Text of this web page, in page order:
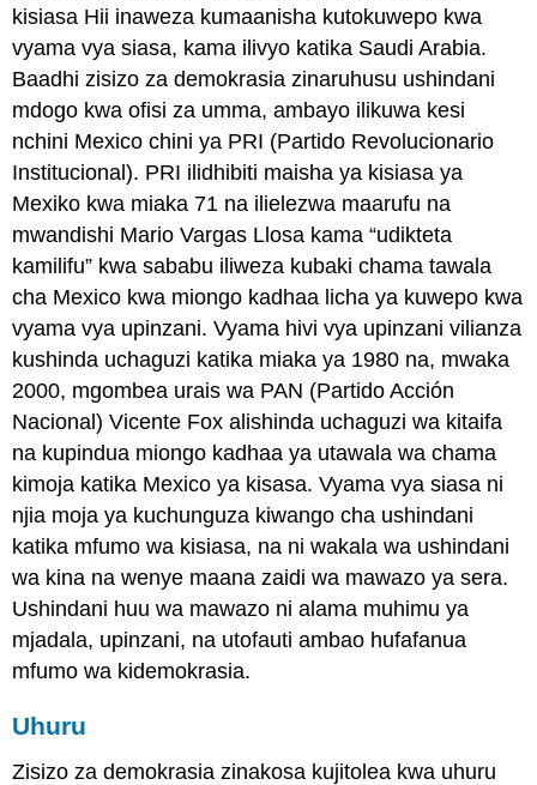
kisiasa Hii inaweza kumaanisha kutokuwepo kwa
vyama vya siasa, kama ilivyo katika Saudi Arabia.
Baadhi zisizo za demokrasia zinaruhusu ushindani
mdogo kwa ofisi za umma, ambayo ilikuwa kesi
nchini Mexico chini ya PRI (Partido Revolucionario
Institucional). PRI ilidhibiti maisha ya kisiasa ya
Mexiko kwa miaka 71 na ilielezwa maarufu na
mwandishi Mario Vargas Llosa kama “udikteta
kamilifu” kwa sababu iliweza kubaki chama tawala
cha Mexico kwa miongo kadhaa licha ya kuwepo kwa
vyama vya upinzani. Vyama hivi vya upinzani vilianza
kushinda uchaguzi katika miaka ya 1980 na, mwaka
2000, mgombea urais wa PAN (Partido Acción
Nacional) Vicente Fox alishinda uchaguzi wa kitaifa
na kupindua miongo kadhaa ya utawala wa chama
kimoja katika Mexico ya kisasa. Vyama vya siasa ni
njia moja ya kuchunguza kiwango cha ushindani
katika mfumo wa kisiasa, na ni wakala wa ushindani
wa kina na wenye maana zaidi wa mawazo ya sera.
Ushindani huu wa mawazo ni alama muhimu ya
mjadala, upinzani, na utofauti ambao hufafanua
mfumo wa kidemokrasia.
Uhuru
Zisizo za demokrasia zinakosa kujitolea kwa uhuru